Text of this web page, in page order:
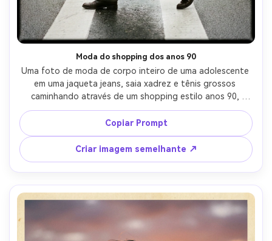
Moda do shopping dos anos 90
Uma foto de moda de corpo inteiro de uma adolescente
em uma jaqueta jeans, saia xadrez e tênis grossos
caminhando através de um shopping estilo anos 90,
iluminação fluorescente, vibração paparazzi sincera, grão
de filme médio-pesado, leve tom verde, desfoque de
movimento sutil, tirado em um ponto-e-tiro de 35mm,
enquadramento centrado, energia nostálgica da
juventude, varredura de filme fotorealista e textura-AR
4:5
Copiar Prompt
Criar imagem semelhante ↗